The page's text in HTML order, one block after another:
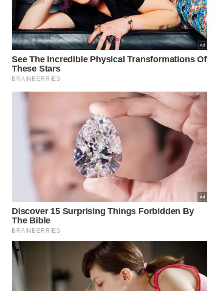
município de Tefé.
Por que esse achado reconstrói a
história da ocupação amazônica?
A cerâmica encontrada apresenta características
decorativas intrigantes que não se encaixam nas
tradições conhecidas da região. Alguns fragmentos
exibem uma
argilaesverdeadae faixas
vermelhas que comprovam a existência de um
estiloregional independente e totalmente inédito
para a ciência.
Essas descobertas recentes ajudam a derrubar a
antiga visão de que as várzeas fluviais serviam
apenas como locais de passagem temporária. Elas
demonstram que os povos tradicionais investiam
fortemente na construção deassentamentos
permanentes e vinculavam suas memórias familiares
aochãodas próprias moradias.
Referências:
Urnas funerárias milenares são
descobertas no Amazonas e revelam práticas
indígenas ancestrais – Instituto Mamirauá